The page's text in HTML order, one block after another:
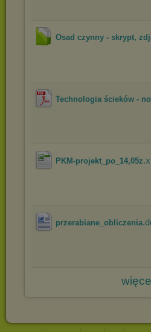
Osad czynny - skrypt,
Technologia ścieków -
PKM-projekt_po_14,05z
przerabiane_obliczenia